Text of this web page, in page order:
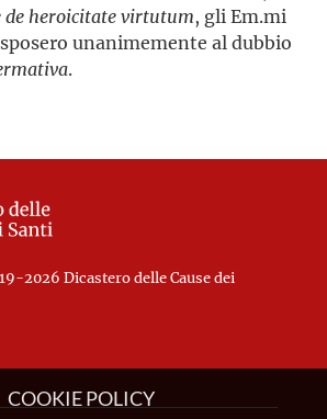
de heroicitate virtutum, gli Em.mi
unanimemente al dubbio
.
2026 Dicastero delle Cause dei
COOKIE POLICY